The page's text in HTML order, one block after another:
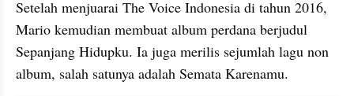
Setelah menjuarai The Voice Indonesia di tahun 2016,
Mario kemudian membuat album perdana berjudul
Sepanjang Hidupku. Ia juga merilis sejumlah lagu non
album, salah satunya adalah Semata Karenamu.